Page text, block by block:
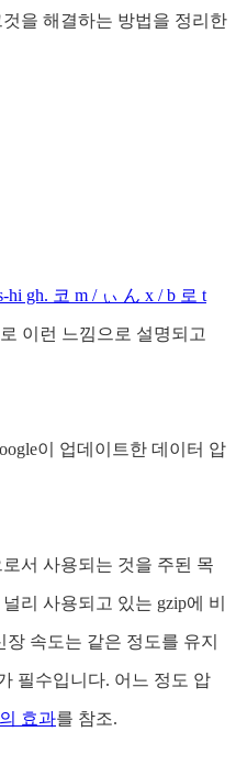
을 해결하는 방법을 정리한
hi gh. 코 m / ぃ ん x / b 로 t
이런 느낌으로 설명되고
이 업데이트한 데이터 압
서 사용되는 것을 주된 목
리 사용되고 있는 gzip에 비
속도는 같은 정도를 유지
필수입니다. 어느 정도 압
효과를 참조.